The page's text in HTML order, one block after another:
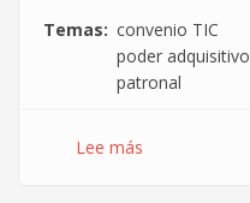
Temas
convenio TIC
poder adquisitivo
patronal
Lee más